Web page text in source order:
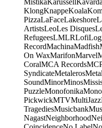
MistikaKarussell
KlongKnappeKoala
PizzaLaFaceLakeshore
ArtistsLeoLes Disques
RefugeesLMLRLofi
RecordMachinaMadfish
On WaxMarifonMarvel
CoralMCA Records
SyndicateMetaleros
SoundMinorMinos
PuzzleMonofonika
PickwickMTVMultiJazz
TragediesMusicbank
NagastNeighborhood